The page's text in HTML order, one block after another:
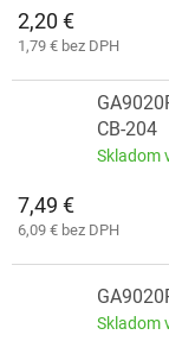
2,20 €
1,79 € bez DPH
CB-204
Skladom
7,49 €
6,09 € bez DPH
Skladom